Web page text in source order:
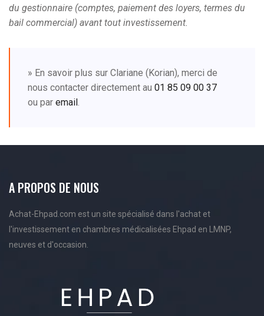
du gestionnaire (comptes, paiement des loyers, termes du
bail commercial) avant tout investissement.
» En savoir plus sur Clariane (Korian), merci de
nous contacter directement au 01 85 09 00 37
ou par email .
A PROPOS DE NOUS
Achat-Ehpad.com est un site spécialisé dans l'achat et
l'investissement en chambres médicalisées Ehpad en LMNP,
neuves et d'occasion.